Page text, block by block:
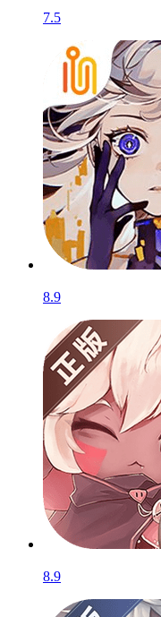
7.5
8.9
8.9